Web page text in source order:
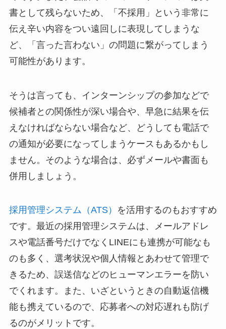
書として残らないため、「不採用」という非常に
伝え辛い内容をつい遠回しに表現してしまうな
ど、「言った言わない」の問題に繋がってしまう
可能性があります。
そうは言っても、インターンシップの参加などで
候補者との関係性が深い場合や、早急に結果を伝
えなければならない場合など、どうしても電話で
の通知が必要になってしまうケースもあるかもし
ません。そのような場合は、必ずメールや書面も
併用しましょう。
採用管理システム（ATS）
を活用するのもおすすめ
です。最近の採用管理システムは、メールアドレ
スや電話番号だけでなくLINEにも連携が可能なも
のも多く、選考状況や個人情報とあわせて管理で
きるため、誤送信などのヒューマンエラーを防い
でくれます。また、いざというときの自動返信機
能も携えているので、応募者への対応遅れも防げ
るのがメリットです。